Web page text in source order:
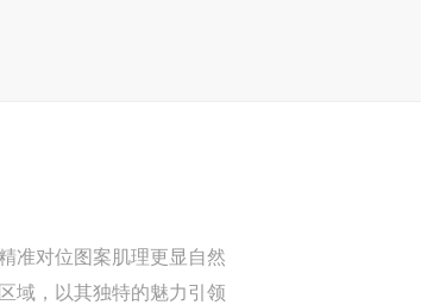
准对位图案肌理更显自然
域，以其独特的魅力引领